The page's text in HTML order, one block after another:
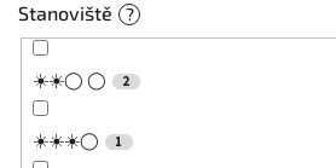
Stanoviště ?
☀️☀️◯ ◯ 2
☀️☀️☀️◯ 1